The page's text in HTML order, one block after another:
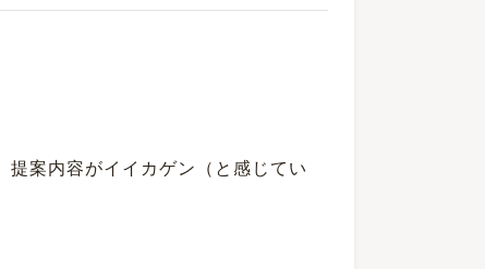
提案内容がイイカゲン（と感じてい